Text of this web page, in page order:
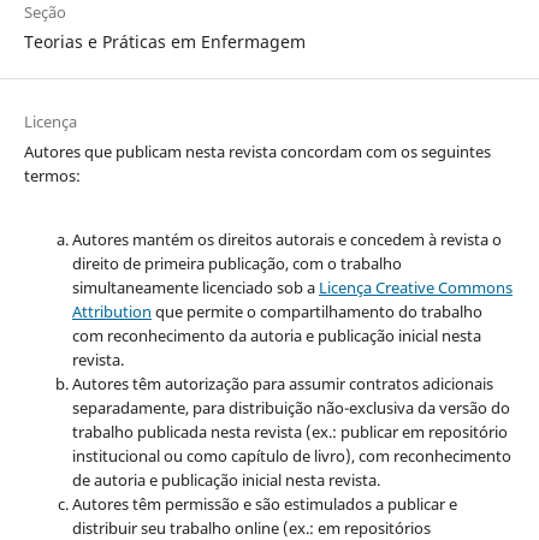
Seção
Teorias e Práticas em Enfermagem
Licença
Autores que publicam nesta revista concordam com os seguintes
termos:
Autores mantém os direitos autorais e concedem à revista o
direito de primeira publicação, com o trabalho
simultaneamente licenciado sob a Licença Creative Commons
Attribution que permite o compartilhamento do trabalho
com reconhecimento da autoria e publicação inicial nesta
revista.
Autores têm autorização para assumir contratos adicionais
separadamente, para distribuição não-exclusiva da versão do
trabalho publicada nesta revista (ex.: publicar em repositório
institucional ou como capítulo de livro), com reconhecimento
de autoria e publicação inicial nesta revista.
Autores têm permissão e são estimulados a publicar e
distribuir seu trabalho online (ex.: em repositórios